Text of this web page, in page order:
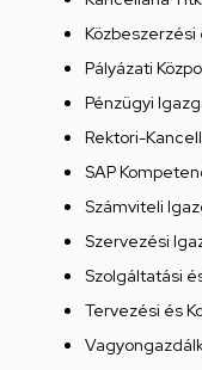
Pályázati
Pénzügyi
Rektori-
SAP
Számviteli
Szervezési
Szolgáltatási
Tervezési és